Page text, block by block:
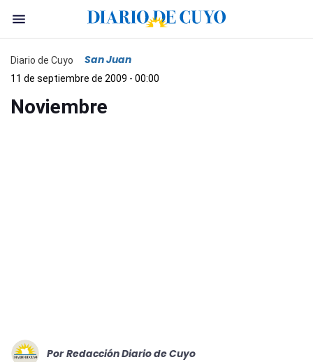
Diario de Cuyo San Juan
11 de septiembre de 2009 - 00:00
Noviembre
Por Redacción Diario de Cuyo